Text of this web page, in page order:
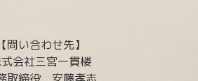
【問い合わせ先】
会社三宮一貫楼